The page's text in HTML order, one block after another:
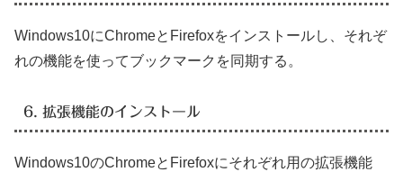
Windows10にChromeとFirefoxをインストールし、それぞ
れの機能を使ってブックマークを同期する。
6. 拡張機能のインストール
Windows10のChromeとFirefoxにそれぞれ用の拡張機能